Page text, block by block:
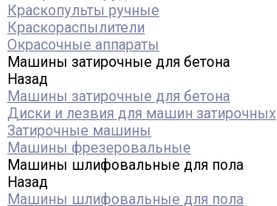
Краскопульты ручные
Краскораспылители
Окрасочные аппараты
Машины затирочные для бетона
Назад
Машины затирочные для бетона
Диски и лезвия для машин затирочных
Затирочные машины
Машины фрезеровальные
Машины шлифовальные для пола
Назад
Машины шлифовальные для пола